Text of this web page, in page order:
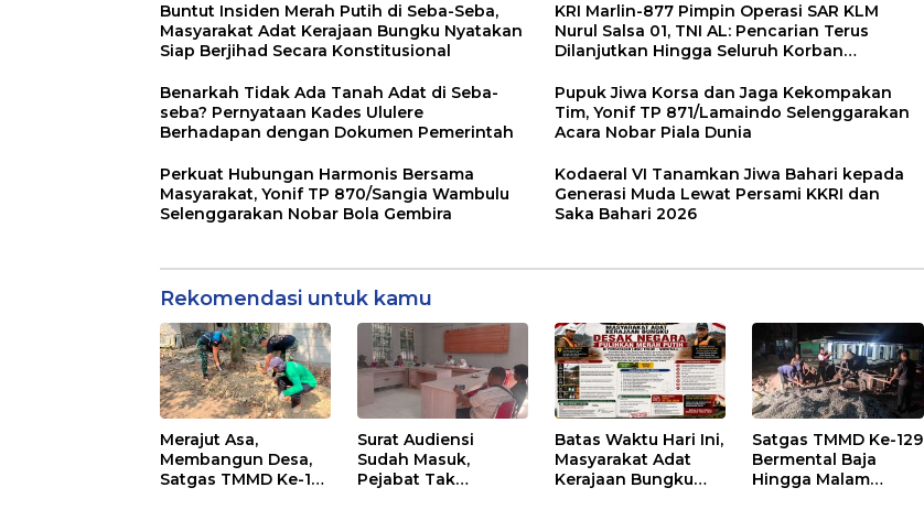
Buntut Insiden Merah Putih di Seba-Seba,
Masyarakat Adat Kerajaan Bungku Nyatakan
Siap Berjihad Secara Konstitusional
KRI Marlin-877 Pimpin Operasi SAR KLM
Nurul Salsa 01, TNI AL: Pencarian Terus
Dilanjutkan Hingga Seluruh Korban
Benarkah Tidak Ada Tanah Adat di Seba-
seba? Pernyataan Kades Ululere
Berhadapan dengan Dokumen Pemerintah
Pupuk Jiwa Korsa dan Jaga Kekompakan
Tim, Yonif TP 871/Lamaindo Selenggarakan
Acara Nobar Piala Dunia
Perkuat Hubungan Harmonis Bersama
Masyarakat, Yonif TP 870/Sangia Wambulu
Selenggarakan Nobar Bola Gembira
Kodaeral VI Tanamkan Jiwa Bahari kepada
Generasi Muda Lewat Persami KKRI dan
Saka Bahari 2026
Rekomendasi untuk kamu
Merajut Asa,
Membangun Desa,
Satgas TMMD Ke-129
Surat Audiensi
Sudah Masuk,
Pejabat Tak
Batas Waktu Hari Ini,
Masyarakat Adat
Kerajaan Bungku
Satgas TMMD Ke-129
Bermental Baja
Hingga Malam